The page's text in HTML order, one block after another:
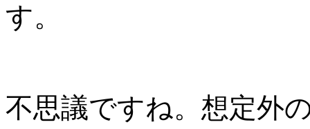
す。
不思議ですね。想定外